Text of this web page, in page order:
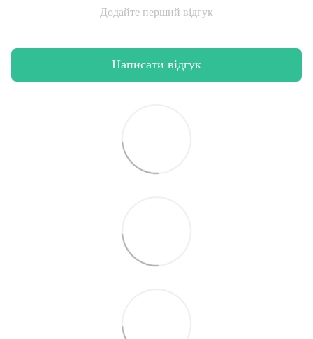
Додайте перший відгук
Написати відгук